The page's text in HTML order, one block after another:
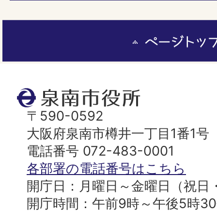
泉
南
市
役
所
〒590-0592
大阪府泉南市樽井一丁目1番1号
電話番号 072-483-0001
各部署の電話番号はこちら
開庁日：月曜日～金曜日（祝日
開庁時間：午前9時～午後5時